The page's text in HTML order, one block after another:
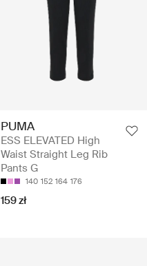
PUMA
ESS ELEVATED High
Waist Straight Leg Rib
Pants G
140 152 164 176
159 zł